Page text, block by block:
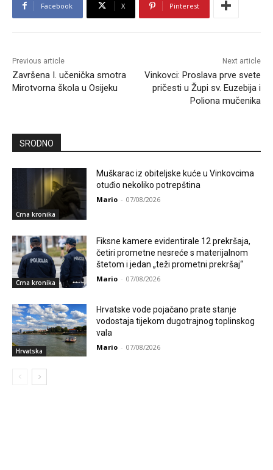
Facebook X Pinterest
Previous article
Završena I. učenička smotra
Mirotvorna škola u Osijeku
Next article
Vinkovci: Proslava prve svete
pričesti u Župi sv. Euzebija i
Poliona mučenika
SRODNO
Crna kronika
Muškarac iz obiteljske kuće u Vinkovcima
otuđio nekoliko potrepština
Mario - 07/08/2026
Crna kronika
Fiksne kamere evidentirale 12 prekršaja,
četiri prometne nesreće s materijalnom
štetom i jedan „teži prometni prekršaj“
Mario - 07/08/2026
Hrvatska
Hrvatske vode pojačano prate stanje
vodostaja tijekom dugotrajnog toplinskog
vala
Mario - 07/08/2026